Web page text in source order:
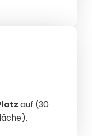
auf (30